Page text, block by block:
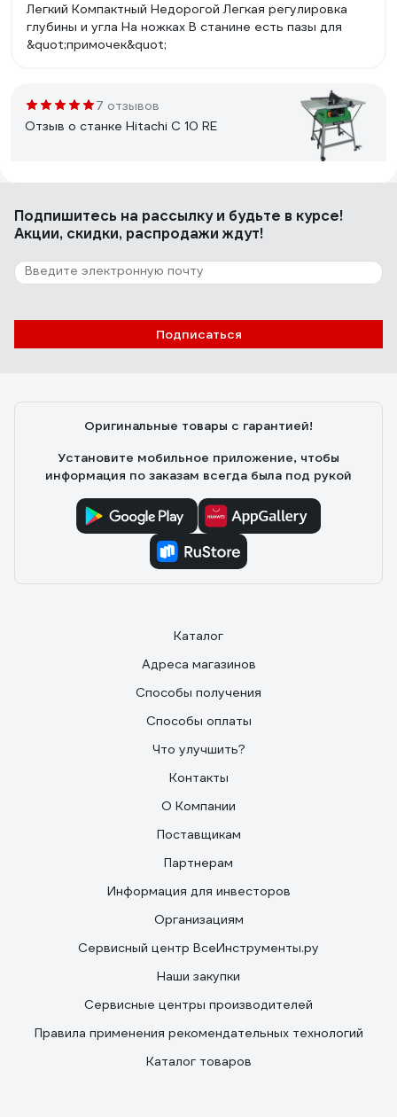
Легкий Компактный Недорогой Легкая регулировка
глубины и угла На ножках В станине есть пазы для
&quot;примочек&quot;
7 отзывов
Отзыв о станке Hitachi C 10 RE
Классная пила, все работает. Рекомендую.
Подпишитесь на рассылкуи будьте в курсе!
Акции, скидки, распродажи ждут!
Подписаться
Оригинальные товары с гарантией!
Установите мобильное приложение, чтобы
информация по заказам всегда была под рукой
Каталог
Адреса магазинов
Способы получения
Способы оплаты
Что улучшить?
Контакты
О Компании
Поставщикам
Партнерам
Информация для инвесторов
Организациям
Сервисный центр ВсеИнструменты.ру
Наши закупки
Сервисные центры производителей
Правила применения рекомендательных технологий
Каталог товаров